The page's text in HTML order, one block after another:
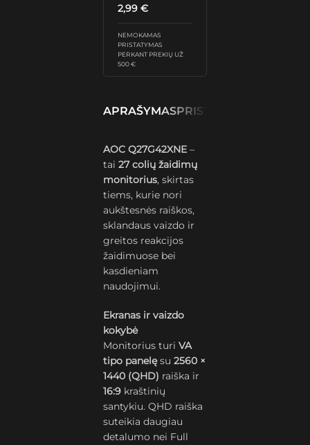
2,99€
NEMOKAMAS
PRISTATYMAS
PERKANT PREKIŲ UŽ
500 €
APRAŠYMASPRISTATYMAS IR
AOC Q27G42XNE –
tai27 colių žaidimų
monitorius, skirtas
tiems, kurie nori
aukštesnės raiškos,
sklandaus vaizdo ir
greitos reakcijos
žaidimuose bei
kasdieniam
naudojimui.
Ekranas ir vaizdo
kokybė
Monitorius turiVA
tipo panelęsu2560 ×
1440 (QHD) raiška ir
16:9 kraštinių
santykiu. QHD raiška
suteikia daugiau
detalumo nei Full